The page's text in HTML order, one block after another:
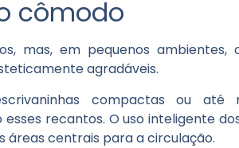
cômodo
mas, em pequenos
agradáveis.
compactas ou
recantos. O uso inteligente
áreas centrais para a circulação.